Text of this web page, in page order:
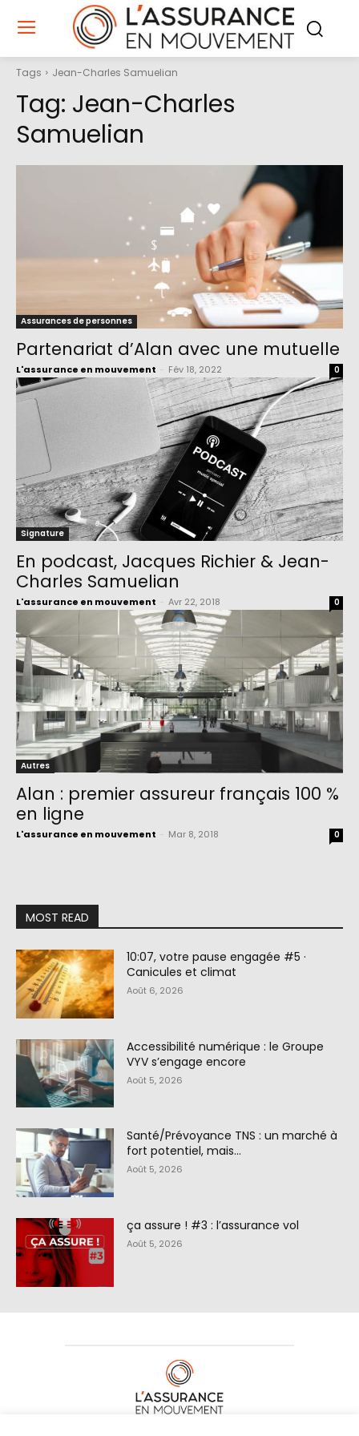
Tags Jean-Charles Samuelian
Tag: Jean-Charles
Samuelian
Assurances de personnes
Partenariat d’Alan avec une mutuelle
L'assurance en mouvement Fév 18, 2022 0
Signature
En podcast, Jacques Richier & Jean-
Charles Samuelian
L'assurance en mouvement Avr 22, 2018 0
Autres
Alan : premier assureur français 100 %
en ligne
L'assurance en mouvement Mar 8, 2018 0
MOST READ
10:07, votre pause engagée #5 ·
Canicules et climat
Août 6, 2026
Accessibilité numérique : le Groupe
VYV s’engage encore
Août 5, 2026
Santé/Prévoyance TNS : un marché à
fort potentiel, mais…
Août 5, 2026
ça assure ! #3 : l’assurance vol
Août 5, 2026